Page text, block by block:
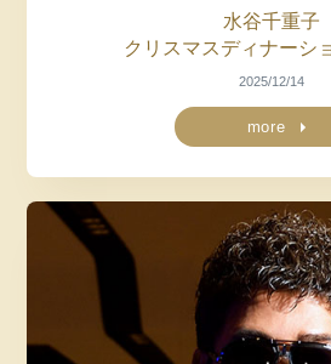
水谷千重子
クリスマスディナーシ
2025/12/14
more